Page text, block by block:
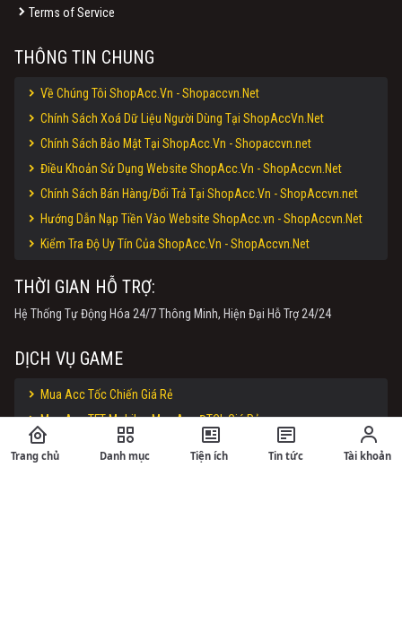
Trang chủ Danh mục Tiện ích Tin tức Tài khoản
Terms of Service
THÔNG TIN CHUNG
Về Chúng Tôi ShopAcc.Vn - Shopaccvn.Net
Chính Sách Xoá Dữ Liệu Người Dùng Tại ShopAccVn.Net
Chính Sách Bảo Mật Tại ShopAcc.Vn - Shopaccvn.net
Điều Khoản Sử Dụng Website ShopAcc.Vn - ShopAccvn.Net
Chính Sách Bán Hàng/Đổi Trả Tại ShopAcc.Vn - ShopAccvn.net
Hướng Dẫn Nạp Tiền Vào Website ShopAcc.vn - ShopAccvn.Net
Kiểm Tra Độ Uy Tín Của ShopAcc.Vn - ShopAccvn.Net
THỜI GIAN HỖ TRỢ:
Hệ Thống Tự Động Hóa 24/7 Thông Minh, Hiện Đại Hỗ Trợ 24/24
DỊCH VỤ GAME
Mua Acc Tốc Chiến Giá Rẻ
Mua Acc TFT Mobile - Mua Acc ĐTCL Giá Rẻ
Mua Acc Liên Minh - Mua Acc LOL Giá Rẻ